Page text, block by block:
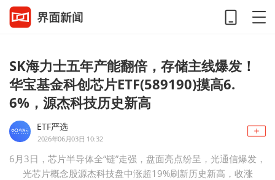
SK海力士五年产能翻倍，存储主线爆发！
华宝基金科创芯片ETF(589190)摸高6.
6%，源杰科技历史新高
ETF严选
2026年06月03日 10:32
6月3日，芯片半导体全“链”走强，盘面亮点纷呈，光通信爆发，
光芯片概念股源杰科技盘中涨超19%刷新历史新高，收涨